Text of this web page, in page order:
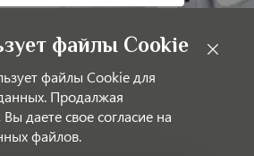
файлы Cookie
файлы Cookie для
Продалжая
Вы даете свое согласие на
файлов.